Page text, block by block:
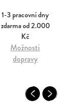
1-3 pracovní dny
zdarma od 2.000
Kč
Možnosti
dopravy
PreviousNext